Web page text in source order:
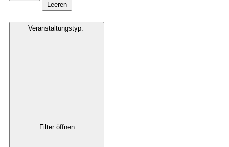
Leeren
Veranstaltungstyp:
Filter öffnen